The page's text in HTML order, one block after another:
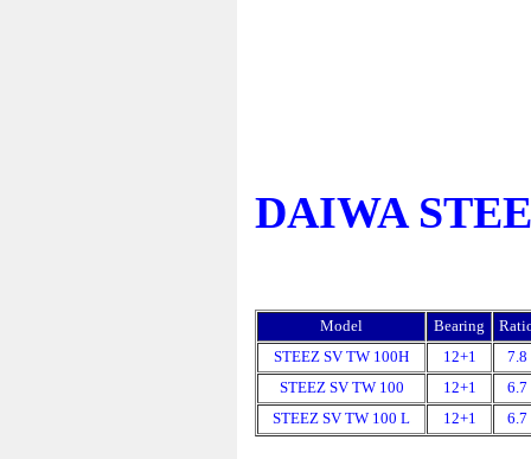
DAIWA
Model Bearing
STEEZ SV TW 100H
12+1
7.8
STEEZ SV TW 100
12+1
6.7
STEEZ SV TW 100 L
12+1 6.7